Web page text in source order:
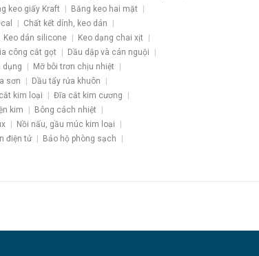
keo giấy Kraft
Băng keo hai mặt
Chất kết dính, keo dán
Keo dán silicone
Keo dạng chai xịt
công cắt gọt
Dầu dập và cán nguội
dụng
Mỡ bôi trơn chịu nhiệt
sơn
Dầu tẩy rửa khuôn
kim loại
Đĩa cắt kim cương
kim
Bông cách nhiệt
Nồi nấu, gầu múc kim loại
điện tử
Bảo hộ phòng sạch